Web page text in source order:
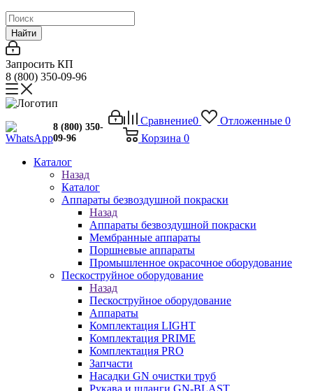
Найти
Запросить КП
8 (800) 350-09-96
Сравнение0 Отложенные 0
Корзина 0
8 (800) 350-
09-96
Каталог
Назад
Каталог
Аппараты безвоздушной покраски
Назад
Аппараты безвоздушной покраски
Мембранные аппараты
Поршневые аппараты
Промышленное окрасочное оборудование
Пескоструйное оборудование
Назад
Пескоструйное оборудование
Аппараты
Комплектация LIGHT
Комплектация PRIME
Комплектация PRO
Запчасти
Насадки GN очистки труб
Рукава и шланги GN-BLAST